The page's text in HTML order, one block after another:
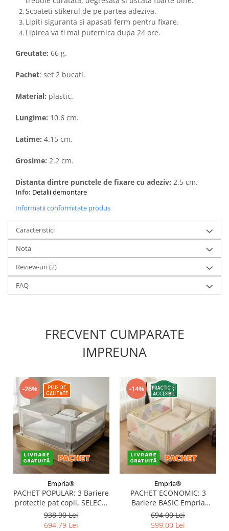
Scoateti stikerul de pe partea adeziva.
Lipiti siguranta si apasati ferm pentru fixare.
Lipirea va fi mai puternica dupa 24 ore.
Greutate: 66 g.
Pachet: set 2 bucati.
Material: plastic.
Lungime: 10.6 cm.
Latime: 4.15 cm.
Grosime: 2.2 cm.
Distanta dintre punctele de fixare cu adeziv: 2.5 cm.
Info: Detalii demontare
Informatii conformitate produs
Caracteristici
Nota
Review-uri(2)
FAQ
FRECVENT CUMPARATE
IMPREUNA
-26%
Empria®
PACHET POPULAR: 3 Bariere
protectie pat copii, SELECT,
160x200 cm
938,90 Lei
694,79 Lei
-14%
Empria®
PACHET ECONOMIC: 3
Bariere BASIC Empria
protectie pat 160X200 cm +
bara stabilizatoare
694,00 Lei
599,00 Lei